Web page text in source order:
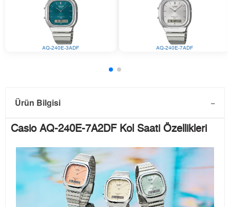
AQ-240E-3ADF AQ-240E-7ADF
Ürün Bilgisi
Casio AQ-240E-7A2DF Kol Saati Özellikleri